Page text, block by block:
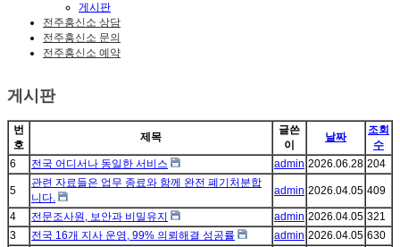
게시판
전주흥신소 상담
전주흥신소 문의
전주흥신소 예약
게시판
번
호
제목
글쓴
이
날짜
조회
수
6
전국 어디서나 동일한 서비스 admin 2026.06.28 204
5
관련 자료들은 업무 종료와 함께 완전 폐기처분합
니다.
admin 2026.04.05 409
4 전문조사원, 보안과 비밀유지 admin 2026.04.05 321
3
전국 16개 지사 운영, 99% 의뢰해결 성공률 admin 2026.04.05 630